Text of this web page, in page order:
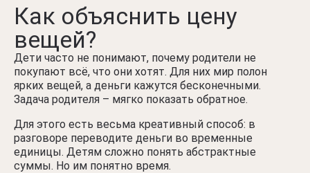
Как объяснить цену
вещей?
Дети часто не понимают, почему родители не
покупают всё, что они хотят. Для них мир полон
ярких вещей, а деньги кажутся бесконечными.
Задача родителя – мягко показать обратное.
Для этого есть весьма креативный способ: в
разговоре переводите деньги во временные
единицы. Детям сложно понять абстрактные
суммы. Но им понятно время.